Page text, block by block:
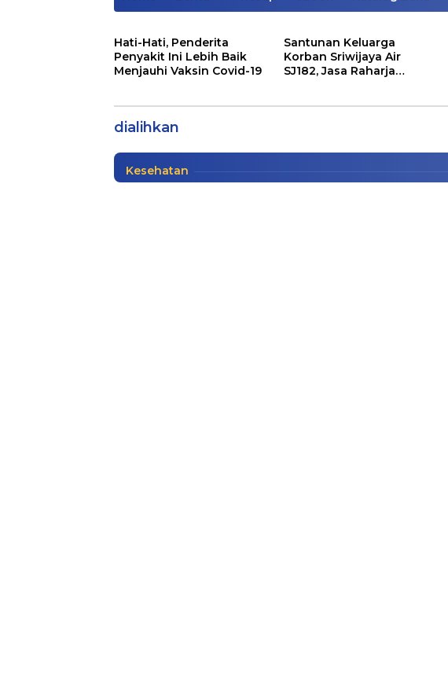
Hati-Hati, Penderita
Penyakit Ini Lebih Baik
Menjauhi Vaksin Covid-19
Santunan Keluarga
Korban Sriwijaya Air
SJ182, Jasa Raharja
dialihkan
Ditiadakan
Nasional, Pendidikan
Kesehatan